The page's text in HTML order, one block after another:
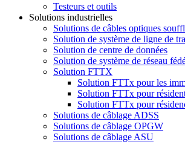
Testeurs et outils
Solutions industrielles
Solutions de câbles optiques
Solution de système de ligne de
Solution de centre de données
Solution de système de réseau
Solution FTTX
Solution FTTx pour les
Solution FTTx pour
Solution FTTx pour
Solutions de câblage ADSS
Solutions de câblage OPGW
Solutions de câblage ASU